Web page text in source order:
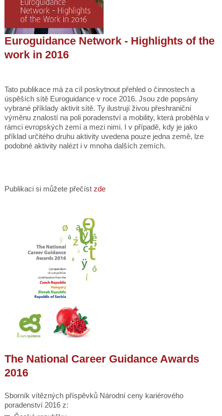
Euroguidance Network - Highlights of the
work in 2016
Tato publikace má za cíl poskytnout přehled o činnostech a
úspěších sítě Euroguidance v roce 2016. Jsou zde popsány
vybrané příklady aktivit sítě. Ty ilustrují živou přeshraniční
výměnu znalostí na poli poradenství a mobility, která proběhla v
rámci evropských zemí a mezi nimi. I v případě, kdy je jako
příklad určitého druhu aktivity uvedena pouze jedna země, lze
podobné aktivity nalézt i v mnoha dalších zemích.
Publikaci si můžete přečíst zde
The National Career Guidance Awards
2016
Sborník vítězných příspěvků Národní ceny kariérového
poradenství 2016 z: